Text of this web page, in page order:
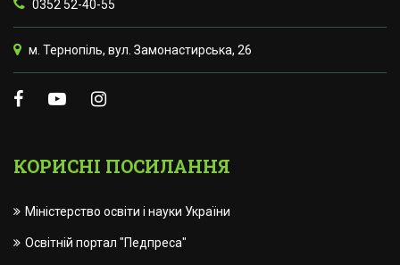
0352 52-40-55
м. Тернопіль, вул. Замонастирська, 26
КОРИСНІ ПОСИЛАННЯ
Міністерство освіти і науки України
Освітній портал "Педпреса"